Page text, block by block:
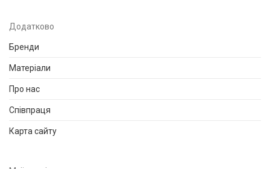
Додатково
Бренди
Матеріали
Про нас
Співпраця
Карта сайту